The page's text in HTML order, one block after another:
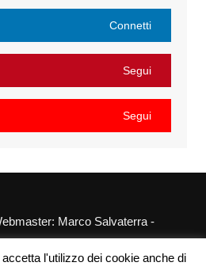
Connetti
Segui
Segui
Marco Salvaterra -
l'utilizzo dei cookie anche di